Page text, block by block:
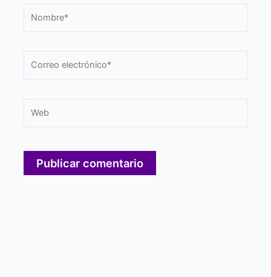
electrónico*